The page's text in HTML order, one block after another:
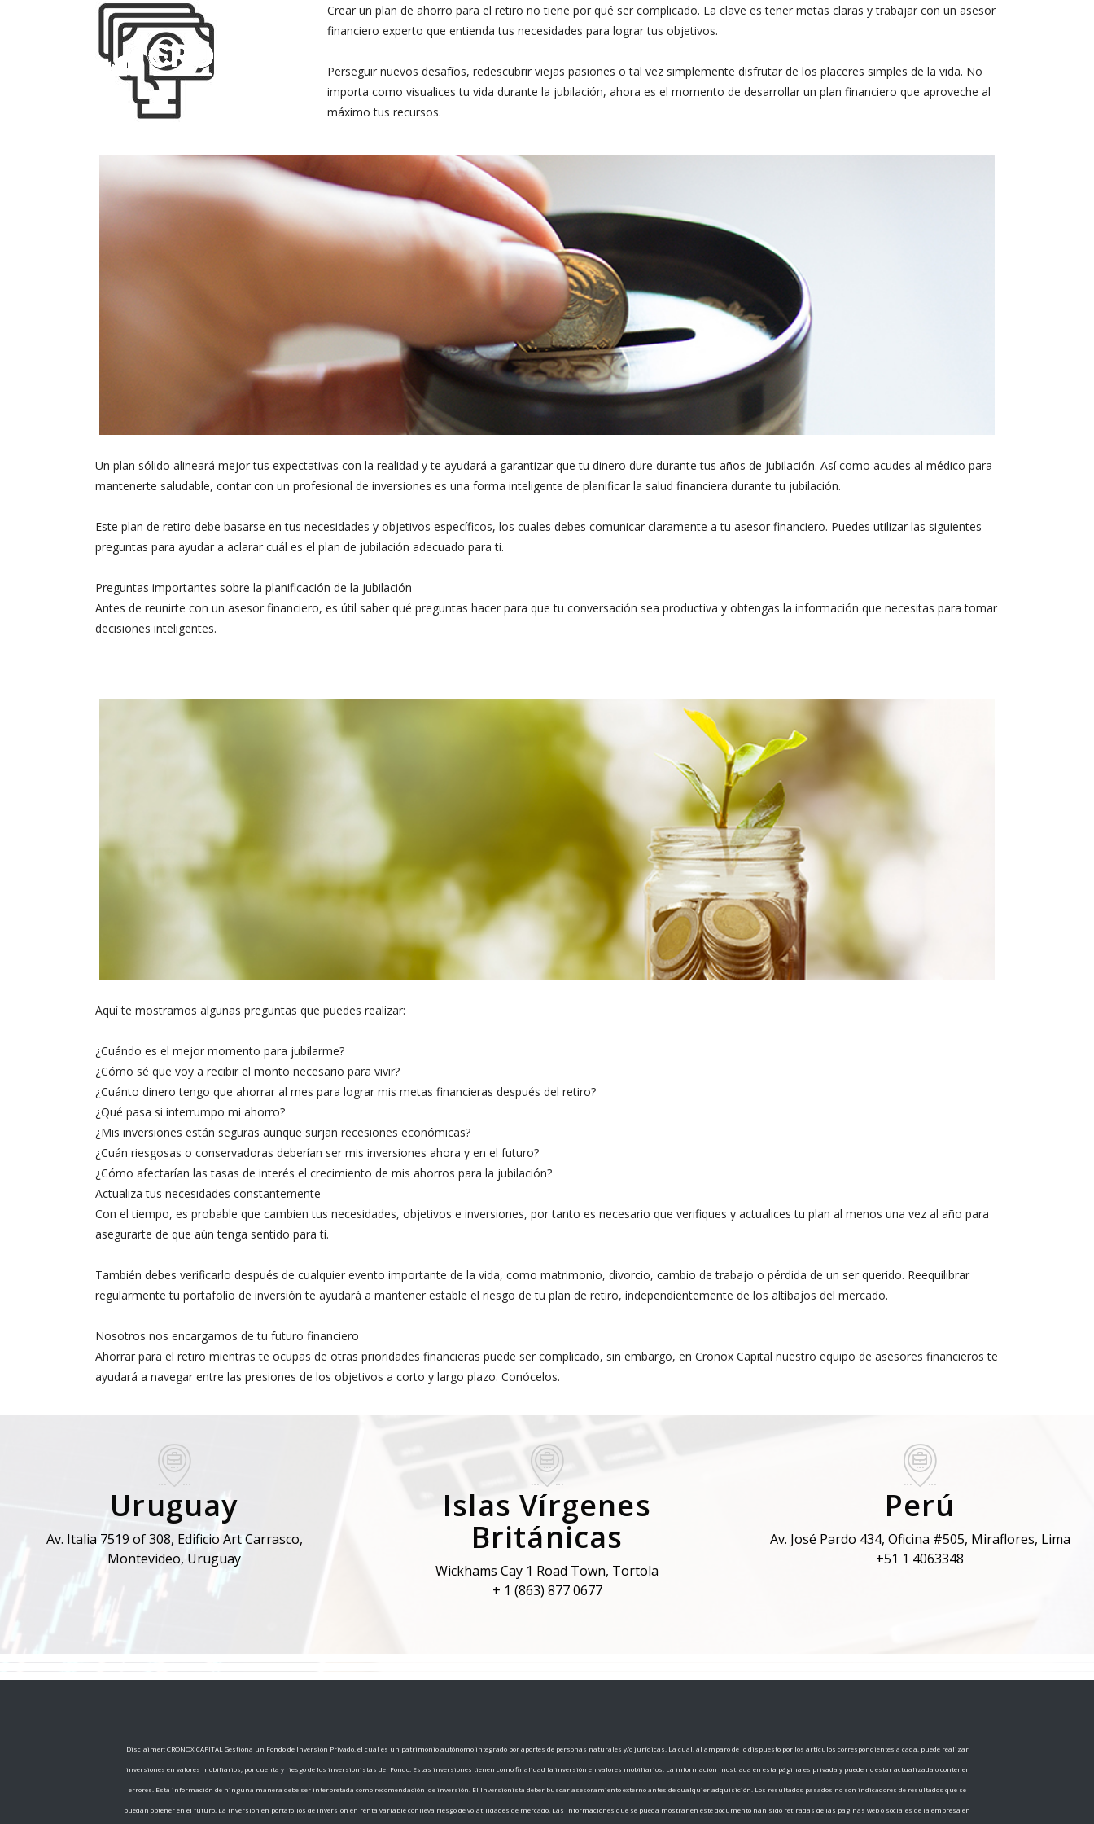
Crear un plan de ahorro para el retiro no tiene por qué ser complicado. La clave es tener metas claras y trabajar con un asesor
financiero experto que entienda tus necesidades para lograr tus objetivos.
Perseguir nuevos desafíos, redescubrir viejas pasiones o tal vez simplemente disfrutar de los placeres simples de la vida. No
importa como visualices tu vida durante la jubilación, ahora es el momento de desarrollar un plan financiero que aproveche al
máximo tus recursos.
Un plan sólido alineará mejor tus expectativas con la realidad y te ayudará a garantizar que tu dinero dure durante tus años de jubilación. Así como acudes al médico para
mantenerte saludable, contar con un profesional de inversiones es una forma inteligente de planificar la salud financiera durante tu jubilación.
Este plan de retiro debe basarse en tus necesidades y objetivos específicos, los cuales debes comunicar claramente a tu asesor financiero. Puedes utilizar las siguientes
preguntas para ayudar a aclarar cuál es el plan de jubilación adecuado para ti.
Preguntas importantes sobre la planificación de la jubilación
Antes de reunirte con un asesor financiero, es útil saber qué preguntas hacer para que tu conversación sea productiva y obtengas la información que necesitas para tomar
decisiones inteligentes.
Aquí te mostramos algunas preguntas que puedes realizar:
¿Cuándo es el mejor momento para jubilarme?
¿Cómo sé que voy a recibir el monto necesario para vivir?
¿Cuánto dinero tengo que ahorrar al mes para lograr mis metas financieras después del retiro?
¿Qué pasa si interrumpo mi ahorro?
¿Mis inversiones están seguras aunque surjan recesiones económicas?
¿Cuán riesgosas o conservadoras deberían ser mis inversiones ahora y en el futuro?
¿Cómo afectarían las tasas de interés el crecimiento de mis ahorros para la jubilación?
Actualiza tus necesidades constantemente
Con el tiempo, es probable que cambien tus necesidades, objetivos e inversiones, por tanto es necesario que verifiques y actualices tu plan al menos una vez al año para
asegurarte de que aún tenga sentido para ti.
También debes verificarlo después de cualquier evento importante de la vida, como matrimonio, divorcio, cambio de trabajo o pérdida de un ser querido. Reequilibrar
regularmente tu portafolio de inversión te ayudará a mantener estable el riesgo de tu plan de retiro, independientemente de los altibajos del mercado.
Nosotros nos encargamos de tu futuro financiero
Ahorrar para el retiro mientras te ocupas de otras prioridades financieras puede ser complicado, sin embargo, en Cronox Capital nuestro equipo de asesores financieros te
ayudará a navegar entre las presiones de los objetivos a corto y largo plazo. Conócelos.
Uruguay
Av. Italia 7519 of 308, Edificio Art Carrasco,
Montevideo, Uruguay
Islas Vírgenes
Británicas
Wickhams Cay 1 Road Town, Tortola
+ 1 (863) 877 0677
Perú
Av. José Pardo 434, Oficina #505, Miraflores, Lima
+51 1 4063348
Disclaimer: CRONOX CAPITAL Gestiona un Fondo de Inversión Privado, el cual es un patrimonio autónomo integrado por aportes de personas naturales y/o jurídicas. La cual, al amparo de lo dispuesto por los artículos correspondientes a cada, puede realizar
inversiones en valores mobiliarios, por cuenta y riesgo de los inversionistas del Fondo. Estas inversiones tienen como finalidad la inversión en valores mobiliarios. La información mostrada en esta página es privada y puede no estar actualizada o contener
errores. Esta información de ninguna manera debe ser interpretada como recomendación de inversión. El Inversionista deber buscar asesoramiento externo antes de cualquier adquisición. Los resultados pasados no son indicadores de resultados que se
puedan obtener en el futuro. La inversión en portafolios de inversión en renta variable conlleva riesgo de volatilidades de mercado. Las informaciones que se pueda mostrar en este documento han sido retiradas de las páginas web o sociales de la empresa en